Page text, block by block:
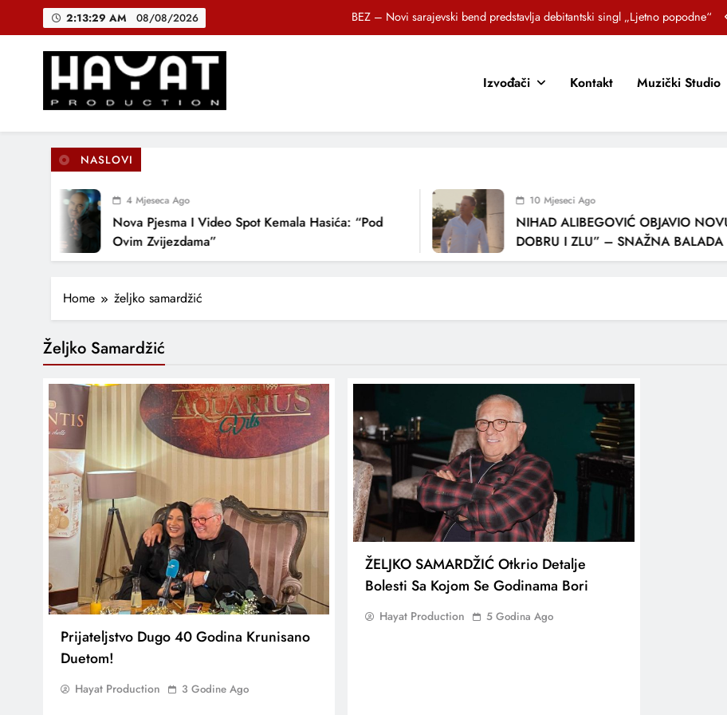
2:13:29 AM 08/08/2026
BEZ – Novi sarajevski bend predstavlja debitantski singl „Ljetno popodne“
DJEČIJI HOR SUNCOKRETI KROZ PJESMU POZVALI MALIŠANE NA DOBRE NAVIKE
DJEČIJI HOR SUNCOKRETI KROZ PJESMU POZVALI MALIŠANE NA DOBRE NAVIKE
Hayat Production
Promocija domaće muzike
Izvođači Kontakt Muzički Studio
NASLOVI
4 Mjeseca Ago
Nova Pjesma I Video Spot Kemala Hasića: “Pod
Ovim Zvijezdama”
10 Mjeseci Ago
NIHAD ALIBEGOVIĆ OBJAVIO
DOBRU I ZLU” – SNAŽNA BALADA
LJUBAVI I VREMENU KOJE NAS
Home željko samardžić
Željko Samardžić
Prijateljstvo Dugo 40 Godina Krunisano
Duetom!
Hayat Production 3 Godine Ago
ŽELJKO SAMARDŽIĆ Otkrio Detalje
Bolesti Sa Kojom Se Godinama Bori
Hayat Production 5 Godina Ago